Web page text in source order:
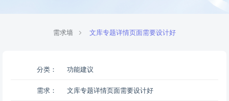
需求墙 文库专题详情页面需要设计好
分类： 功能建议
需求： 文库专题详情页面需要设计好